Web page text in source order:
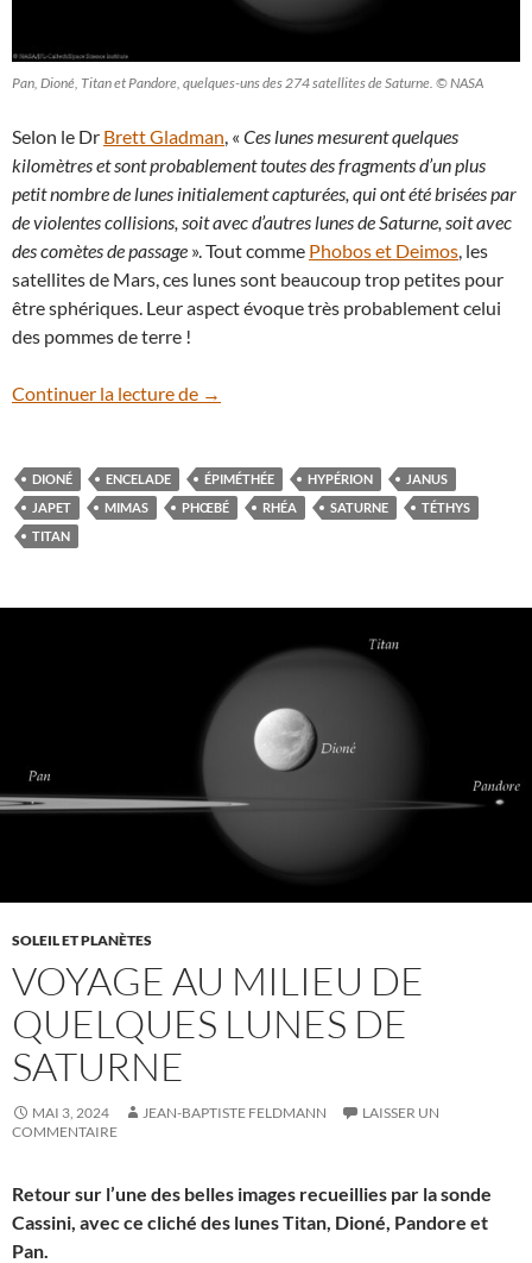
Pan, Dioné, Titan et Pandore, quelques-uns des 274 satellites de Saturne. © NASA
Selon le Dr Brett Gladman , « Ces lunes mesurent quelques
kilomètres et sont probablement toutes des fragments d’un plus
petit nombre de lunes initialement capturées, qui ont été brisées par
de violentes collisions, soit avec d’autres lunes de Saturne, soit avec
des comètes de passage ». Tout comme Phobos et Deimos , les
satellites de Mars, ces lunes sont beaucoup trop petites pour
être sphériques. Leur aspect évoque très probablement celui
des pommes de terre !
Continuer la lecture de Saturne compte désormais 274 lunes !
→
DIONÉ ENCELADE ÉPIMÉTHÉE HYPÉRION
JANUS
JAPET
MIMAS PHŒBÉ RHÉA SATURNE
TÉTHYS
TITAN
SOLEIL ET PLANÈTES
VOYAGE AU MILIEU DE
QUELQUES LUNES DE
SATURNE
MAI 3, 2024 JEAN-BAPTISTE FELDMANN
LAISSER UN
COMMENTAIRE
Retour sur l’une des belles images recueillies par la sonde
Cassini, avec ce cliché des lunes Titan, Dioné, Pandore et
Pan.